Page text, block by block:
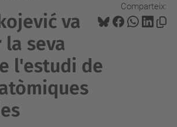
Comparteix:
va
seva
l'estudi de